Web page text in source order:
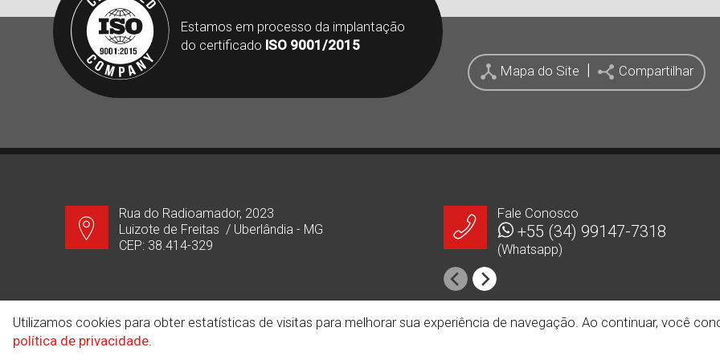
Estamos em processo da implantação
do certificado ISO 9001/2015
Mapa do Site | Compartilhar
Rua do Radioamador, 2023
Luizote de Freitas / Uberlândia - MG
CEP: 38.414-329
Fale Conosco
+55 (34) 99147-7318
(Whatsapp)
Copyright© 2026 - Minerminas. Todos os direitos reservados.
Utilizamos cookies para obter estatísticas de visitas para melhorar sua experiência de navegação. Ao continuar, você
política de privacidade.